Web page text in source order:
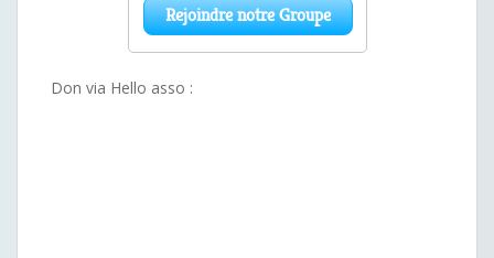
Don via Hello asso :